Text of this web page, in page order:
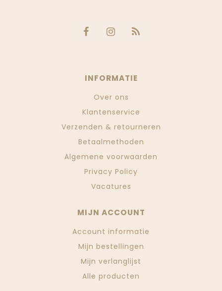
INFORMATIE
Over ons
Klantenservice
Verzenden & retourneren
Betaalmethoden
Algemene voorwaarden
Privacy Policy
Vacatures
MIJN ACCOUNT
Account informatie
Mijn bestellingen
Mijn verlanglijst
Alle producten